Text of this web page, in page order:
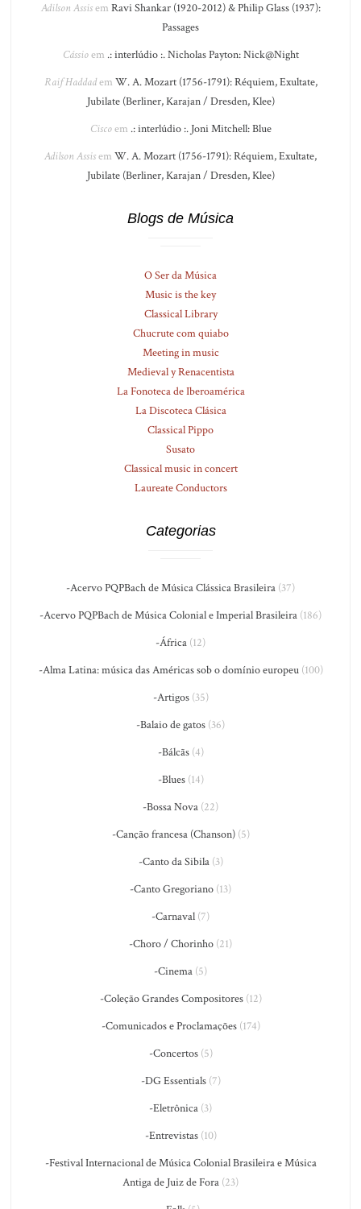
Adilson Assisem Ravi Shankar (1920-2012) & Philip Glass (1937):
Passages
Cássioem .: interlúdio :. Nicholas Payton: Nick@Night
Raif Haddadem W. A. Mozart (1756-1791): Réquiem, Exultate,
Jubilate (Berliner, Karajan / Dresden, Klee)
Ciscoem .: interlúdio :. Joni Mitchell: Blue
Adilson Assisem W. A. Mozart (1756-1791): Réquiem, Exultate,
Jubilate (Berliner, Karajan / Dresden, Klee)
Blogs de Música
O Ser da Música
Music is the key
Classical Library
Chucrute com quiabo
Meeting in music
Medieval y Renacentista
La Fonoteca de Iberoamérica
La Discoteca Clásica
Classical Pippo
Susato
Classical music in concert
Laureate Conductors
Categorias
-Acervo PQPBach de Música Clássica Brasileira (37)
-Acervo PQPBach de Música Colonial e Imperial Brasileira (186)
-África (12)
-Alma Latina: música das Américas sob o domínio europeu(100)
-Artigos(35)
-Balaio de gatos (36)
-Bálcãs(4)
-Blues(14)
-Bossa Nova (22)
-Canção francesa (Chanson)(5)
-Canto da Sibila(3)
-Canto Gregoriano (13)
-Carnaval (7)
-Choro / Chorinho (21)
-Cinema (5)
-Coleção Grandes Compositores(12)
-Comunicados e Proclamações(174)
-Concertos(5)
-DG Essentials(7)
-Eletrônica (3)
-Entrevistas(10)
-Festival Internacional de Música Colonial Brasileira e Música
Antiga de Juiz de Fora (23)